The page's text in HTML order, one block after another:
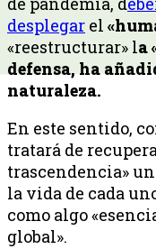
desplegar el
«reestructurar» la
defensa, ha
naturaleza.
En este sentido,
tratará de
trascendencia»
la vida de cada
como algo
global».